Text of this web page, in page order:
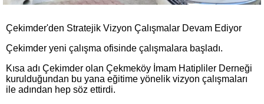
Çekimder'den Stratejik Vizyon Çalışmalar Devam Ediyor
Çekimder yeni çalışma ofisinde çalışmalara başladı.
Kısa adı Çekimder olan Çekmeköy İmam Hatipliler Derneği
kurulduğundan bu yana eğitime yönelik vizyon çalışmaları
ile adından hep söz ettirdi.